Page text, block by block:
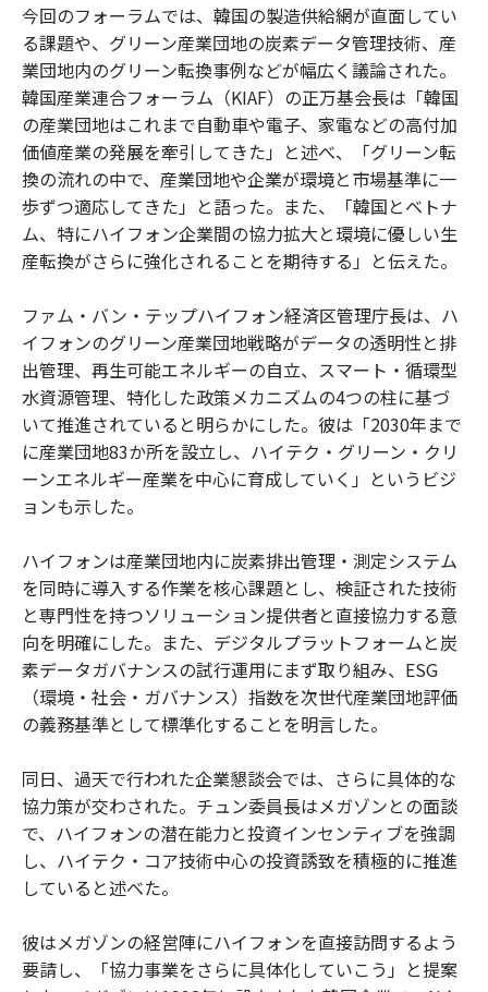
今回のフォーラムでは、韓国の製造供給網が直面してい
る課題や、グリーン産業団地の炭素データ管理技術、産
業団地内のグリーン転換事例などが幅広く議論された。
韓国産業連合フォーラム（KIAF）の正万基会長は「韓国
の産業団地はこれまで自動車や電子、家電などの高付加
価値産業の発展を牽引してきた」と述べ、「グリーン転
換の流れの中で、産業団地や企業が環境と市場基準に一
歩ずつ適応してきた」と語った。また、「韓国とベトナ
ム、特にハイフォン企業間の協力拡大と環境に優しい生
産転換がさらに強化されることを期待する」と伝えた。
ファム・バン・テップハイフォン経済区管理庁長は、ハ
イフォンのグリーン産業団地戦略がデータの透明性と排
出管理、再生可能エネルギーの自立、スマート・循環型
水資源管理、特化した政策メカニズムの4つの柱に基づ
いて推進されていると明らかにした。彼は「2030年まで
に産業団地83か所を設立し、ハイテク・グリーン・クリ
ーンエネルギー産業を中心に育成していく」というビジ
ョンも示した。
ハイフォンは産業団地内に炭素排出管理・測定システム
を同時に導入する作業を核心課題とし、検証された技術
と専門性を持つソリューション提供者と直接協力する意
向を明確にした。また、デジタルプラットフォームと炭
素データガバナンスの試行運用にまず取り組み、ESG
（環境・社会・ガバナンス）指数を次世代産業団地評価
の義務基準として標準化することを明言した。
同日、過天で行われた企業懇談会では、さらに具体的な
協力策が交わされた。チュン委員長はメガゾンとの面談
で、ハイフォンの潜在能力と投資インセンティブを強調
し、ハイテク・コア技術中心の投資誘致を積極的に推進
していると述べた。
彼はメガゾンの経営陣にハイフォンを直接訪問するよう
要請し、「協力事業をさらに具体化していこう」と提案